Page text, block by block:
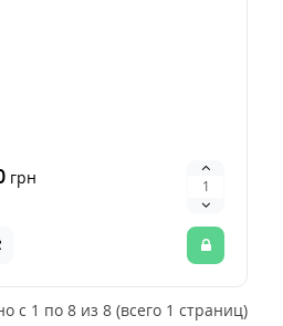
грн
с 1 по 8 из 8 (всего 1 страниц)